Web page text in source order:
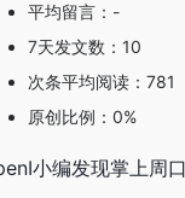
平均留言：-
7天发文数：10
次条平均阅读：781
原创比例：0%
小编发现掌上周